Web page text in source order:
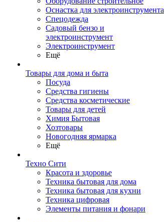
Оснастка для электроинструмента
Спецодежда
Садовый бензо и
электроинструмент
Электроинструмент
Ещё
Товары для дома и быта
Посуда
Средства гигиены
Средства косметические
Товары для детей
Химия Бытовая
Хозтовары
Новогодняя ярмарка
Ещё
Техно Сити
Красота и здоровье
Техника бытовая для дома
Техника бытовая для кухни
Техника цифровая
Элементы питания и фонари